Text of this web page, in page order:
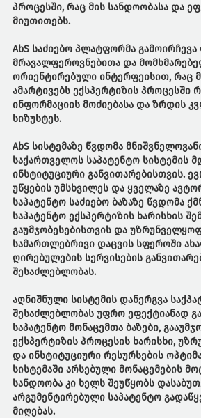
პროცესში, რაც მის სანდოობასა და
მიუთითებს.
AbS საძიებო პლატფორმა გამოირჩევა
მრავალფეროვნებითა და
ორიენტირებული ინტერფეისით, რაც
ამარტივებს ექსპერტიზის პროცესში
ინფორმაციის მოძიებასა და ზრდის
სიზუსტეს.
AbS სისტემაზე წვდომა
საქართველოს საპატენტო სისტემის
ინსტიტუციური განვითარებისთვის.
უწყების უმსხვილეს და ყველაზე
საპატენტო საძიებო ბაზაზე წვდომა
საპატენტო ექსპერტიზის ხარისხის
გაუმჯობესებისთვის და
სამართლებრივი დაცვის სფეროში
ღირებულების სერვისების
შესაძლებლობას.
აღნიშნული სისტემის დანერგვა
შესაძლებლობას უფრო ეფექტიანად
საპატენტო მონაცემთა ბაზები,
ექსპერტიზის პროცესის ხარისხი,
და ინსტიტუციური რესურსების
სისტემაში არსებული მონაცემების
სანდოობა კი ხელს შეუწყობს
არგუმენტირებული საპატენტო
მიღებას.